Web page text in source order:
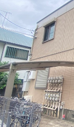
北海道
中部
九州
市区郡・路線
通勤・通学時